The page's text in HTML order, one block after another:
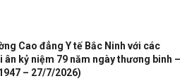
Cao đẳng Y tế Bắc Ninh với các
ân kỷ niệm 79 năm ngày thương binh –
– 27/7/2026)